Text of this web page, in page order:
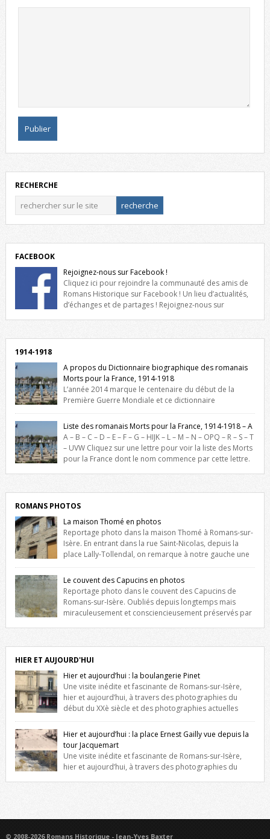
RECHERCHE
FACEBOOK
Rejoignez-nous sur Facebook !
Cliquez ici pour rejoindre la communauté des amis de
Romans Historique sur Facebook ! Un lieu d’actualités,
d’échanges et de partages ! Rejoignez-nous sur
1914-1918
A propos du Dictionnaire biographique des romanais
Morts pour la France, 1914-1918
L’année 2014 marque le centenaire du début de la
Première Guerre Mondiale et ce dictionnaire
biographique veut rendre hommage aux romanais Morts pour la
France durant ce conflit. La base de cette recherche historique est
constituée des noms gravés sur les plaques commémoratives de
l’Hôtel de Ville, du lycée du Dauphiné et du lycée Triboulet, […]
Liste des romanais Morts pour la France, 1914-1918 – A
A – B – C – D – E – F – G – HIJK – L – M – N – OPQ – R – S – T
– UVW Cliquez sur une lettre pour voir la liste des Morts
pour la France dont le nom commence par cette lettre.
ROMANS PHOTOS
La maison Thomé en photos
Reportage photo dans la maison Thomé à Romans-sur-
Isère. En entrant dans la rue Saint-Nicolas, depuis la
place Lally-Tollendal, on remarque à notre gauche une
maison construite au XVIè siècle. Les deux façades sont ornées de
fenêtres jumelles à meneaux. Entre ces deux étages, on peut voir une
niche qui contient une statue de la Vierge. […]
Le couvent des Capucins en photos
Reportage photo dans le couvent des Capucins de
Romans-sur-Isère. Oubliés depuis longtemps mais
miraculeusement et consciencieusement préservés par
l’histoire de la redécouverte de vestiges du couvent des Capucins !
Petit retour sur l’histoire […]
HIER ET AUJOURD'HUI
Hier et aujourd’hui : la boulangerie Pinet
Une visite inédite et fascinante de Romans-sur-Isère,
hier et aujourd’hui, à travers des photographies du
début du XXè siècle et des photographies actuelles
prises exactement dans le même cadre ! A l’angle de la place Jean
Jaurès et de l’avenue Victor Hugo (à côté d’Intermarché), à Romans. La
boulangerie Jules Pinet est inscrite dans le […]
Hier et aujourd’hui : la place Ernest Gailly vue depuis la
tour Jacquemart
Une visite inédite et fascinante de Romans-sur-Isère,
hier et aujourd’hui, à travers des photographies du
© 2008-2026 Romans Historique - Jean-Yves Baxter